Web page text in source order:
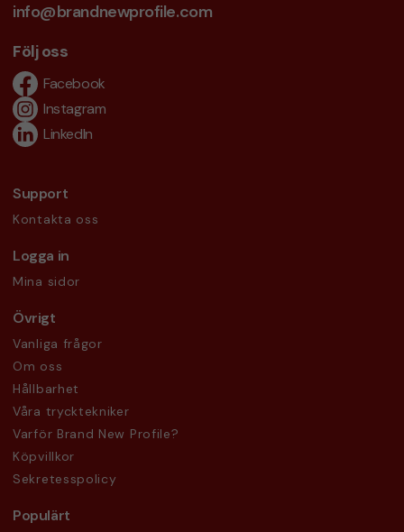
info@brandnewprofile.com
Följ oss
Facebook
Instagram
LinkedIn
Support
Kontakta oss
Logga in
Mina sidor
Övrigt
Vanliga frågor
Om oss
Hållbarhet
Våra trycktekniker
Varför Brand New Profile?
Köpvillkor
Sekretesspolicy
Populärt